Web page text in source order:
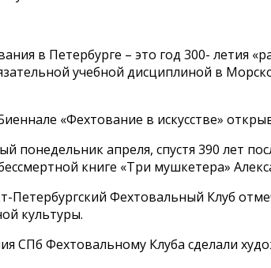
в Петербурге – это год 300- летия
учебной дисциплиной в
«Фехтование в искусстве»
понедельник апреля, спустя 390 лет
книге «Три мушкетера»
Петербургский Фехтовальный Клуб
культуры.
СПб Фехтовальному Клуба сделали